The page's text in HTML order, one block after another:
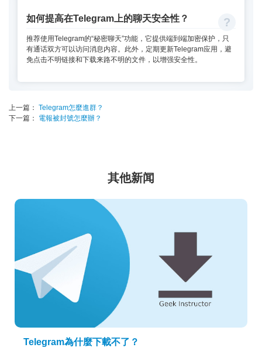
如何提高在Telegram上的聊天安全性？
推荐使用Telegram的“秘密聊天”功能，它提供端到端加密保护，只
有通话双方可以访问消息内容。此外，定期更新Telegram应用，避
免点击不明链接和下载来路不明的文件，以增强安全性。
上一篇： Telegram怎麼進群？
下一篇：
電報被封號怎麼辦？
其他新闻
Telegram為什麼下載不了？